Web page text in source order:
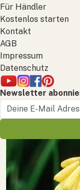
Für Händler
Kostenlos starten
Kontakt
AGB
Impressum
Datenschutz
Newsletter